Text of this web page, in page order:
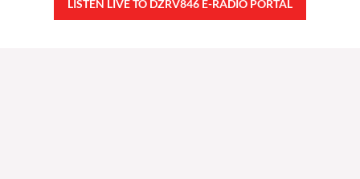
LISTEN LIVE TO DZRV846 E-RADIO PORTAL